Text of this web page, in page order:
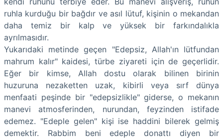
ruhla kurduğu bir bağdır ve asıl lütuf, kişinin o mekandan
daha temiz bir kalp ve yüksek bir farkındalıkla
ayrılmasıdır.
Yukarıdaki metinde geçen "Edepsiz, Allah'ın lütfundan
mahrum kalır" kaidesi, türbe ziyareti için de geçerlidir.
Eğer bir kimse, Allah dostu olarak bilinen birinin
huzuruna nezaketten uzak, kibirli veya sırf dünya
menfaati peşinde bir "edepsizlikle" giderse, o mekanın
manevi atmosferinden, nurundan, feyzinden istifade
edemez. "Edeple gelen" kişi ise haddini bilerek gelmiş
demektir. Rabbim beni edeple donattı diyen bir